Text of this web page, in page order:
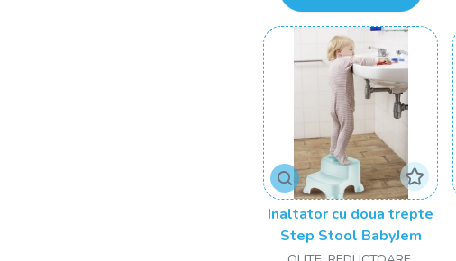
Inaltator cu doua trepte
Step Stool BabyJem